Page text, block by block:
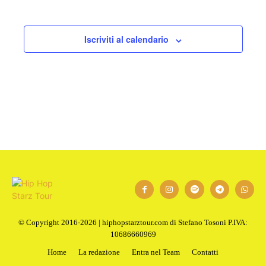
Iscriviti al calendario
© Copyright 2016-2026 | hiphopstarztour.com di Stefano Tosoni P.IVA:
10686660969
Home
La redazione Entra nel Team Contatti